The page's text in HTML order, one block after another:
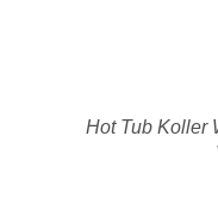
Hot Tub Koller